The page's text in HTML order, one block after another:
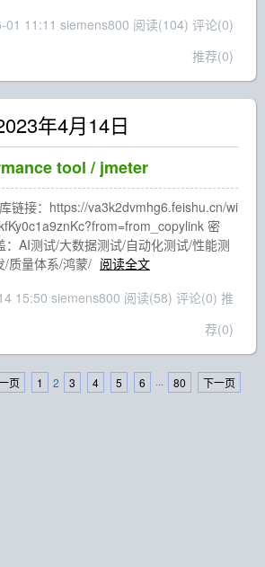
01 11:11 siemens800 阅读(104) 评论(0)
推荐(0)
年4月14日
tool / jmeter
链接：https://va3k2dvmhg6.feishu.cn/wi
密
AI测试/大数据测试/自动化测试/性能测
/质量体系/鸿蒙/ 阅读全文
15:50 siemens800 阅读(58) 评论(0) 推
荐(0)
页 1 2 3 4 5 6 ··· 80 下一页